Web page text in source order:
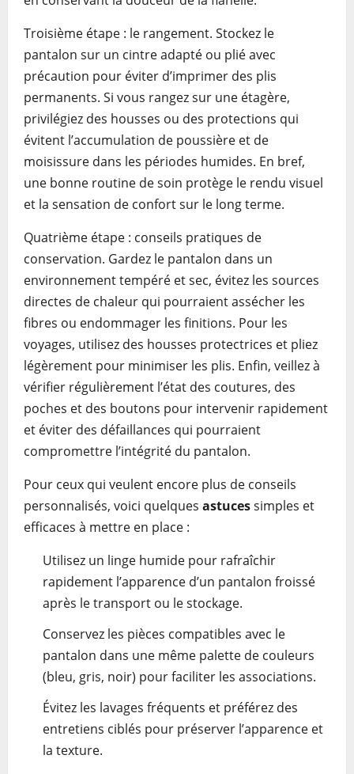
Troisième étape : le rangement. Stockez le
pantalon sur un cintre adapté ou plié avec
précaution pour éviter d’imprimer des plis
permanents. Si vous rangez sur une étagère,
privilégiez des housses ou des protections qui
évitent l’accumulation de poussière et de
moisissure dans les périodes humides. En bref,
une bonne routine de soin protège le rendu visuel
et la sensation de confort sur le long terme.
Quatrième étape : conseils pratiques de
conservation. Gardez le pantalon dans un
environnement tempéré et sec, évitez les sources
directes de chaleur qui pourraient assécher les
fibres ou endommager les finitions. Pour les
voyages, utilisez des housses protectrices et pliez
légèrement pour minimiser les plis. Enfin, veillez à
vérifier régulièrement l’état des coutures, des
poches et des boutons pour intervenir rapidement
et éviter des défaillances qui pourraient
compromettre l’intégrité du pantalon.
Pour ceux qui veulent encore plus de conseils
personnalisés, voici quelques astucessimples et
efficaces à mettre en place :
Utilisez un linge humide pour rafraîchir
rapidement l’apparence d’un pantalon froissé
après le transport ou le stockage.
Conservez les pièces compatibles avec le
pantalon dans une même palette de couleurs
(bleu, gris, noir) pour faciliter les associations.
Évitez les lavages fréquents et préférez des
entretiens ciblés pour préserver l’apparence et
la texture.